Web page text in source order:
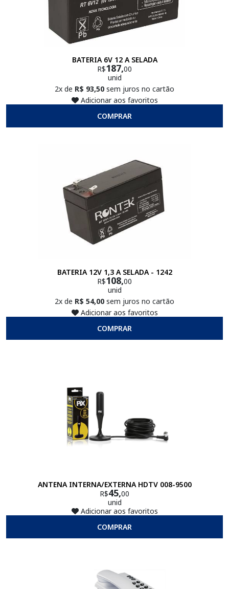
BATERIA 6V 12 A SELADA
R$187,00
unid
2x de R$ 93,50 sem juros no cartão
Adicionar aos favoritos
COMPRAR
BATERIA 12V 1,3 A SELADA - 1242
R$108,00
unid
2x de R$ 54,00 sem juros no cartão
Adicionar aos favoritos
COMPRAR
ANTENA INTERNA/EXTERNA HDTV 008-9500
R$45,00
unid
Adicionar aos favoritos
COMPRAR